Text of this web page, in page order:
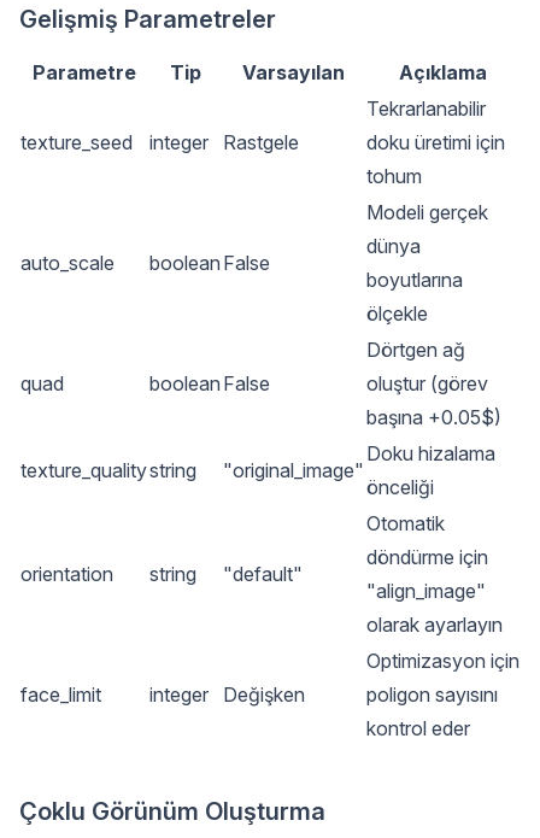
Gelişmiş Parametreler
Parametre Tip Varsayılan Açıklama
texture_seed integer Rastgele
Tekrarlanabilir
doku üretimi için
tohum
auto_scale boolean False
Modeli gerçek
dünya
boyutlarına
ölçekle
quad boolean False
Dörtgen ağ
oluştur (görev
başına +0.05$)
texture_qualitystring "original_image"
Doku hizalama
önceliği
orientation string "default"
Otomatik
döndürme için
"align_image"
olarak ayarlayın
face_limit integer Değişken
Optimizasyon için
poligon sayısını
kontrol eder
Çoklu Görünüm Oluşturma